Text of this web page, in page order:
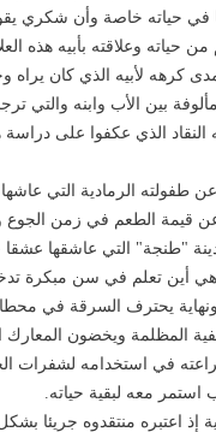
في حياته خاصة وأن شكري
وعلاقته بأبيه هذه
كرهه لأبيه الذي كان
مألوفة بين الأب وابنه
النقاد الذي عكفوا على
الرمادية التي
عن قيمة الطعم في زمن
"طنجة" التي عاشقها
أين تعلم في سن مبكرة
يحترف السرقة في
المظلمة ويخضون
في استخدامه لشفرات
معه لبقية حياته.
اعتبره منتقدوه جريئا بشكل